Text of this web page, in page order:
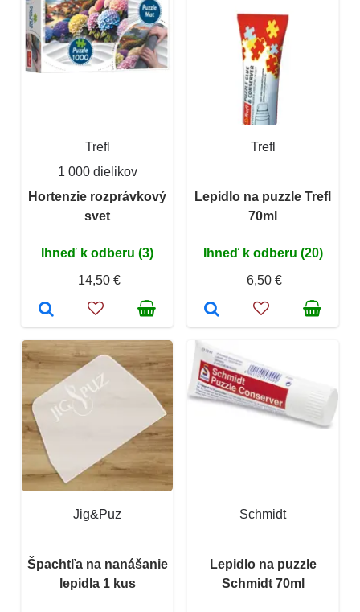
Trefl
1 000 dielikov
Hortenzie rozprávkový
svet
Ihneď k odberu (3)
14,50 €
Trefl
Lepidlo na puzzle Trefl
70ml
Ihneď k odberu (20)
6,50 €
Jig&Puz
Špachtľa na nanášanie
lepidla 1 kus
Schmidt
Lepidlo na puzzle
Schmidt 70ml